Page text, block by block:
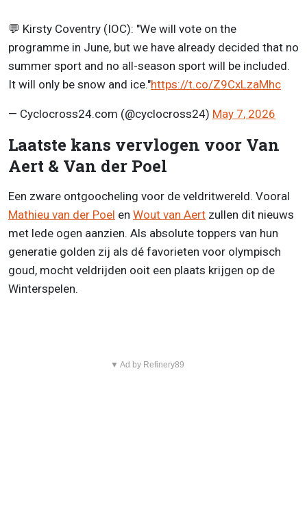
💬 Kirsty Coventry (IOC): "We will vote on the
programme in June, but we have already decided that no
summer sport and no all-season sport will be included.
It will only be snow and ice."https://t.co/Z9CxLzaMhc
— Cyclocross24.com (@cyclocross24) May 7, 2026
Laatste kans vervlogen voor Van
Aert & Van der Poel
Een zware ontgoocheling voor de veldritwereld. Vooral
Mathieu van der Poel en Wout van Aert zullen dit nieuws
met lede ogen aanzien. Als absolute toppers van hun
generatie golden zij als dé favorieten voor olympisch
goud, mocht veldrijden ooit een plaats krijgen op de
Winterspelen.
▼ Ad by Refinery89